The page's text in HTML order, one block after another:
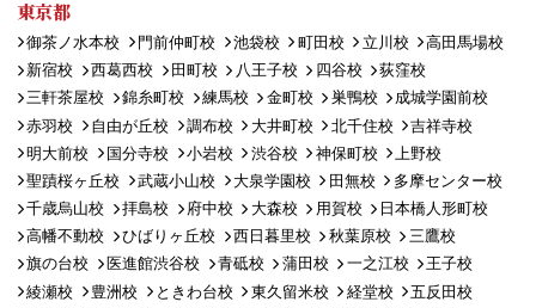
東京都
御茶ノ水本校 門前仲町校 池袋校 町田校 立川校
高田馬場校
新宿校
西葛西校 田町校 八王子校 四谷校
荻窪校
三軒茶屋校
錦糸町校 練馬校 金町校 巣鴨校
成城学園前校
赤羽校
自由が丘校 調布校 大井町校 北千住校
吉祥寺校
明大前校
国分寺校 小岩校 渋谷校 神保町校
上野校
聖蹟桜ヶ丘校
武蔵小山校 大泉学園校 田無校
多摩センター校
千歳烏山校
拝島校 府中校 大森校 用賀校
日本橋人形町校
高幡不動校
ひばりヶ丘校 西日暮里校 秋葉原校
三鷹校
旗の台校
医進館渋谷校 青砥校 蒲田校 一之江校
王子校
綾瀬校
豊洲校 ときわ台校 東久留米校 経堂校
五反田校